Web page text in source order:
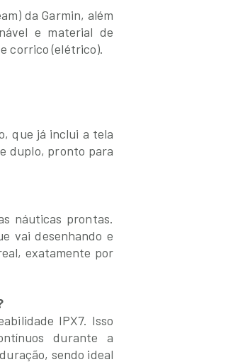
da Garmin, além
e material de
corrico (elétrico).
que já inclui a tela
duplo, pronto para
náuticas prontas.
vai desenhando e
exatamente por
IPX7. Isso
durante a
sendo ideal